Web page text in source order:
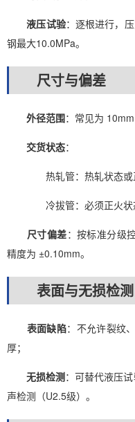
液压试验：逐根进行，
钢最大10.0MPa。
尺寸与偏差
外径范围：常见为
交货状态：
热轧管：热轧状态或
冷拔管：必须正火状
尺寸偏差：按标准分级
精度为 ±0.10mm。
表面与无损检测
表面缺陷：不允许裂纹
厚；
无损检测：可替代液压
声检测（U2.5级）。